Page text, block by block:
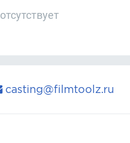
casting@filmtoolz.ru